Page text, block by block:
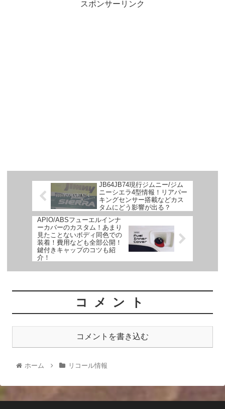
スポンサーリンク
JB64JB74現行ジムニー/ジム
ニーシエラ4型情報！リアパー
キングセンサー搭載などカス
タムにどう影響が出る？
APIO/ABSフューエルインナ
ーカバーのカスタム！あまり
見たことないボディ同色での
装着！費用なども全部公開！
鍵付きキャップのコツも紹
介！
コメント
コメントを書き込む
ホーム リコール情報